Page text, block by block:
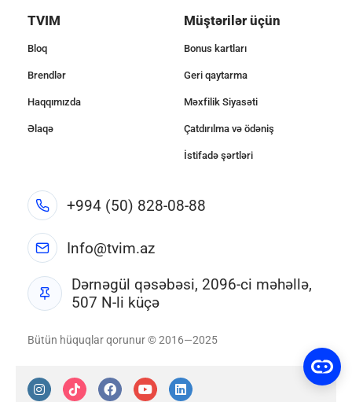
TVIM
Bloq
Brendlər
Haqqımızda
Əlaqə
Müştərilər üçün
Bonus kartları
Geri qaytarma
Məxfilik Siyasəti
Çatdırılma və ödəniş
İstifadə şərtləri
+994 (50) 828-08-88
Info@tvim.az
Dərnəgül qəsəbəsi, 2096-ci məhəllə,
507 N-li küçə
Bütün hüquqlar qorunur © 2016—2025